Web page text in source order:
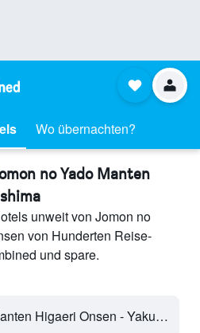
Wo übernachten?
no Yado Manten
unweit von Jomon no
von Hunderten Reise-
und spare.
Jomon no Yado Manten Higaeri Onsen - Yakushima, Japan